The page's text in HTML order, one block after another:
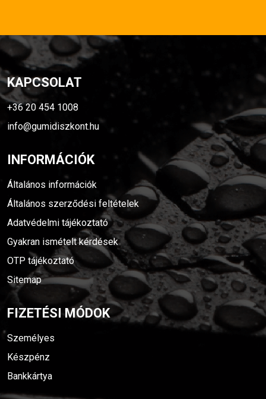
KAPCSOLAT
+36 20 454 1008
info@gumidiszkont.hu
INFORMÁCIÓK
Általános információk
Általános szerződési feltételek
Adatvédelmi tájékoztató
Gyakran ismételt kérdések
OTP tájékoztató
Sitemap
FIZETÉSI MÓDOK
Személyes
Készpénz
Bankkártya